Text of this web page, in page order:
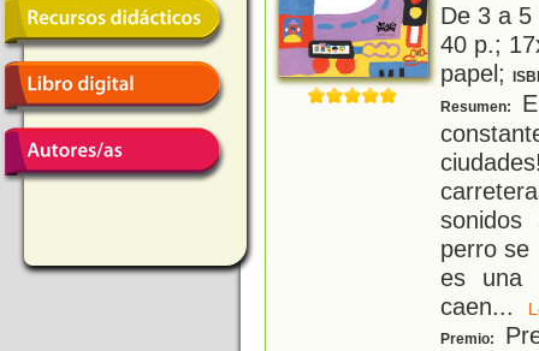
De 3 a
40 p.;
papel;
Resumen:
sonidos
perro se
es una
caen...
Premio: